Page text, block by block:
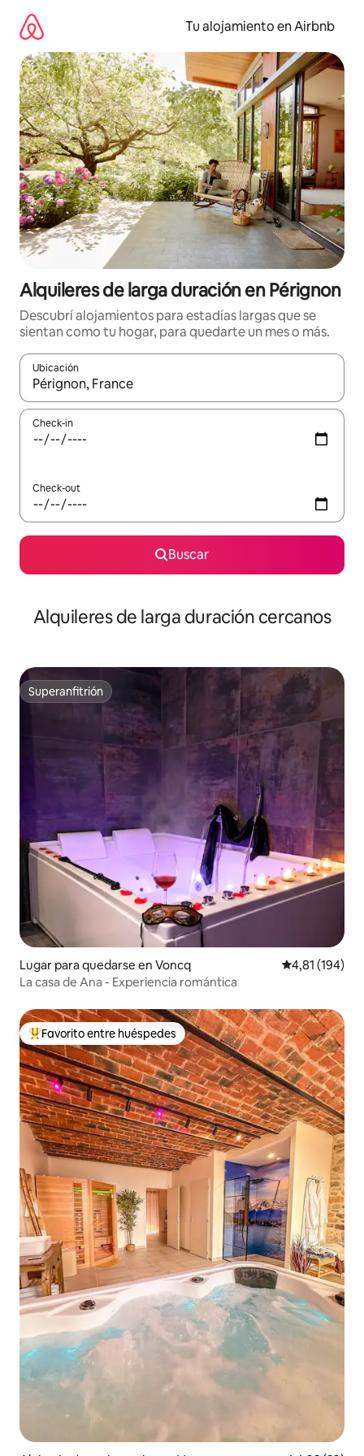
contenido
Tu alojamiento en Airbnb
Alquileres de larga duración en Pérignon
Descubrí alojamientos para estadías largas que se
sientan como tu hogar, para quedarte un mes o más.
Ubicación
Cuando los resultados estén disponibles, navegá con las
Check-in
Check-out
Buscar
Alquileres de larga duración cercanos
Superanfitrión
Superanfitrión
Lugar para quedarse en Voncq Calificación
4,81 (194)
La casa de Ana - Experiencia romántica
Favorito entre los huéspedes más destacados
Favorito entre huéspedes